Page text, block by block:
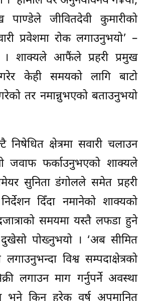
पाण्डेले जीवितदेवी कुमारीको
प्रवेशमा रोक लगाउनुभयो’ –
। शाक्यले आफैंले प्रहरी प्रमुख
केही समयको लागि बाटो
तर नमान्नुभएको बताउनुभयो
क्षेत्रमा सवारी चलाउन
जवाफ फर्काउनुभएको शाक्यले
सुनिता डंगोलले समेत प्रहरी
दिँदा नमानेको शाक्यको
समयमा यस्तै लफडा हुने
पोख्नुभयो । ‘अब सीमित
लगाउनुभन्दा विश्व सम्पदाक्षेत्रको
लगाउन माग गर्नुपर्ने अवस्था